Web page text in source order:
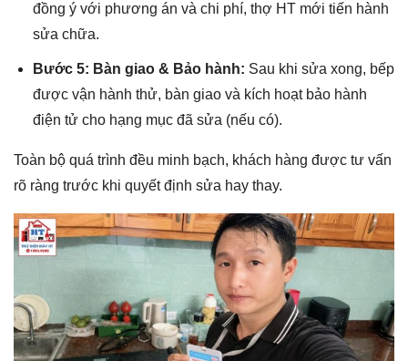
đồng ý với phương án và chi phí, thợ HT mới tiến hành
sửa chữa.
Bước 5: Bàn giao & Bảo hành: Sau khi sửa xong, bếp
được vận hành thử, bàn giao và kích hoạt bảo hành
điện tử cho hạng mục đã sửa (nếu có).
Toàn bộ quá trình đều minh bạch, khách hàng được tư vấn
rõ ràng trước khi quyết định sửa hay thay.